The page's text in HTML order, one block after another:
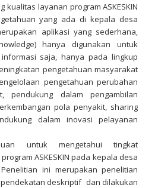
kualitas layanan program ASKESKIN
yang ada di kepala desa
aplikasi yang sederhana,
hanya digunakan untuk
saja, hanya pada lingkup
pengetahuan masyarakat
pengetahuan perubahan
pendukung dalam pengambilan
pola penyakit, sharing
dalam inovasi pelayanan
untuk mengetahui tingkat
ASKESKIN pada kepala desa
ini merupakan penelitian
deskriptif dan dilakukan